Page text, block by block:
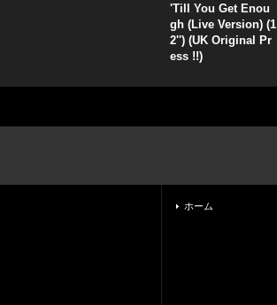
'Till You Get Enou
gh (Live Version) (1
2'') (UK Original Pr
ess !!)
ホーム